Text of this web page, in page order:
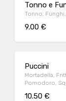
Tonno e
Tonno,
9.00 €
Puccini
Mortadella,
Pomodoro,
10.50 €